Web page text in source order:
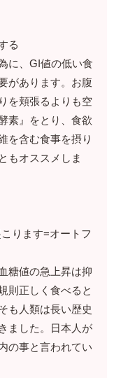
る
に、GI値の低い食
があります。お腹
を頬張るよりも空
素』をとり、食欲
を含む食事を摂り
もオススメしま
ります=オートフ
糖値の急上昇は抑
則正しく食べると
も人類は長い歴史
ました。日本人が
の事と言われてい